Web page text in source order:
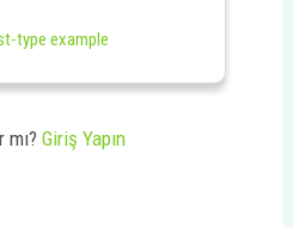
type example
mı? Giriş Yapın